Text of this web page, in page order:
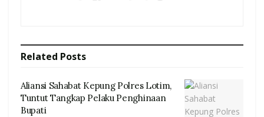
Related Posts
Aliansi Sahabat Kepung Polres Lotim,
Tuntut Tangkap Pelaku Penghinaan
Bupati